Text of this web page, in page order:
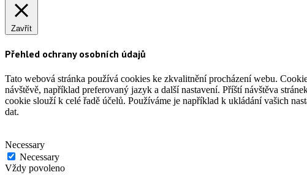
Zavřít
Přehled ochrany osobních údajů
Tato webová stránka používá cookies ke zkvalitnění procházení webu.
návštěvě, například preferovaný jazyk a další nastavení. Příští návštěva
cookie slouží k celé řadě účelů. Používáme je například k ukládání vašich
dat.
Necessary
Necessary
Vždy povoleno